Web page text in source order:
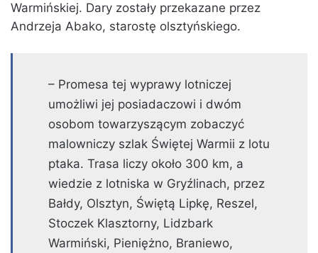
Warmińskiej. Dary zostały przekazane przez
Andrzeja Abako, starostę olsztyńskiego.
– Promesa tej wyprawy lotniczej
umożliwi jej posiadaczowi i dwóm
osobom towarzyszącym zobaczyć
malowniczy szlak Świętej Warmii z lotu
ptaka. Trasa liczy około 300 km, a
wiedzie z lotniska w Gryźlinach, przez
Bałdy, Olsztyn, Świętą Lipkę, Reszel,
Stoczek Klasztorny, Lidzbark
Warmiński, Pieniężno, Braniewo,